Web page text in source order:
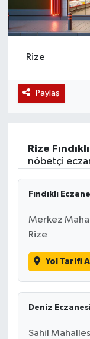
Paylaş
Rize Fındıklı
nöbetçi
Fındıklı
Merkez
Rize
Yol Tarifi Al
Deniz
Sahil
Magazin
Etkinlikler